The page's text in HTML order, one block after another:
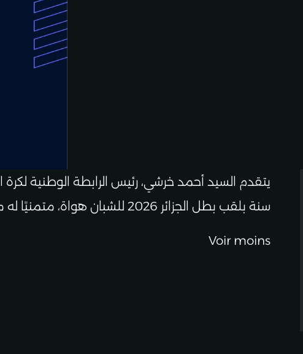
سنة بلقب بطل الجزائر 2026 للشبان هواة، متمنيًا له مزيدًا من النجاحات والتألق في الاستحقاقات المقبلة.
Voir moins